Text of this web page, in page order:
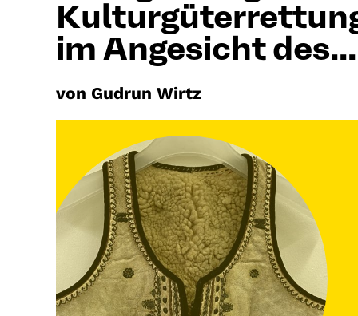
im Angesicht des...
von Gudrun Wirtz